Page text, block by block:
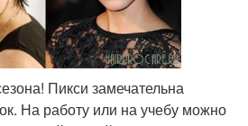
Пикси замечательна
На работу или на учебу можно